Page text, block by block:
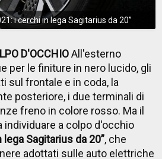
i cerchi in lega Sagitarius da 20”
D'OCCHIOAll'esterno
per le finiture in nero lucido, gli
sul frontale e in coda, la
posteriore, i due terminali di
freno in colore rosso. Ma il
individuare a colpo d'occhio
Sagitarius da 20”, che
adottati sulle auto elettriche